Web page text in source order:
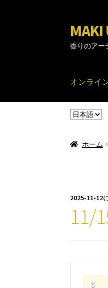
ナ
ビ
ゲ
シ
ン
へ
キ
コ
ン
テ
ツ
ス
キ
プ
香りのアー
オンライ
言
選
ホーム
2025-11-12
11/